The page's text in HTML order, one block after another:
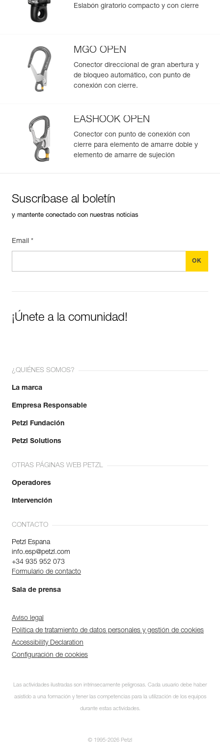
Eslabón giratorio compacto y con cierre
MGO OPEN
Conector direccional de gran abertura y
de bloqueo automático, con punto de
conexión con cierre.
EASHOOK OPEN
Conector con punto de conexión con
cierre para elemento de amarre doble y
elemento de amarre de sujeción
Suscríbase al boletín
y mantente conectado con nuestras noticias
Email *
¡Únete a la comunidad!
¿QUIÉNES SOMOS?
La marca
Empresa Responsable
Petzl Fundación
Petzl Solutions
OTRAS PÁGINAS WEB PETZL
Operadores
Intervención
CONTACTO
Petzl Espana
info.esp@petzl.com
+34 935 952 073
Formulario de contacto
Sala de prensa
Aviso legal
Política de tratamiento de datos personales y gestión de cookies
Accessibility Declaration
Configuración de cookies
Las actividades ilustradas son intrínsecamente peligrosas. Cada usuario debe haber
asistido a una formación y tener las competencias para la utilización de los equipos
durante estas actividades.
© 1995-2026 Petzl